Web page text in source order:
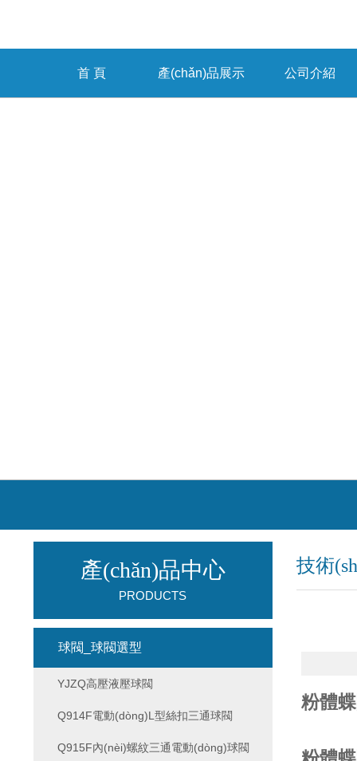
首 頁 產(chǎn)品展示 公司介紹
技術
粉體
產(chǎn)品中心
PRODUCTS
球閥_球閥選型
YJZQ高壓液壓球閥
Q914F電動(dòng)L型絲扣三通球閥
Q915F內(nèi)螺紋三通電動(dòng)球閥